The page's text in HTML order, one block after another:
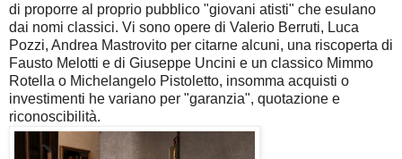
di proporre al proprio pubblico "giovani atisti" che esulano
dai nomi classici. Vi sono opere di Valerio Berruti, Luca
Pozzi, Andrea Mastrovito per citarne alcuni, una riscoperta di
Fausto Melotti e di Giuseppe Uncini e un classico Mimmo
Rotella o Michelangelo Pistoletto, insomma acquisti o
investimenti he variano per "garanzia", quotazione e
riconoscibilità.